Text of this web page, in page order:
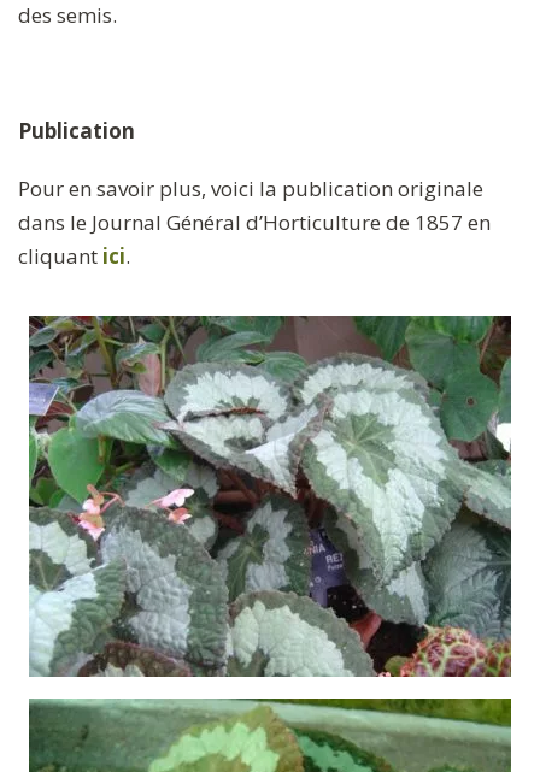
des semis.
Publication
Pour en savoir plus, voici la publication originale
dans le Journal Général d’Horticulture de 1857 en
cliquant ici.